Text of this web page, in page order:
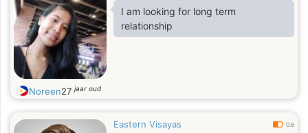
I am looking for long term
relationship
Noreen27jaar oud
Eastern Visayas 0.6